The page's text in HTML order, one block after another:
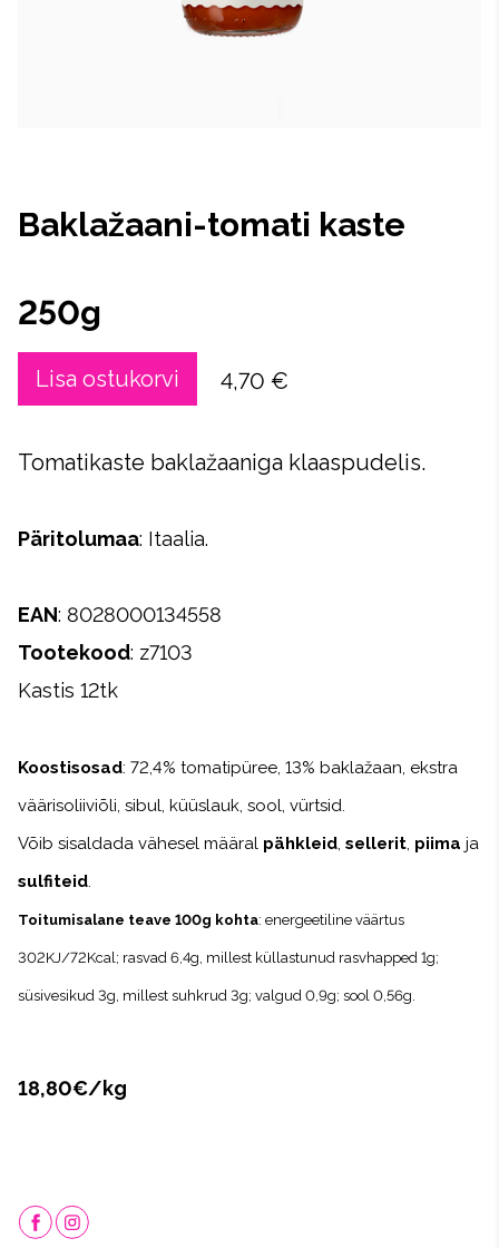
Baklažaani-tomati kaste
250g
Lisa ostukorvi 4,70 €
Tomatikaste baklažaaniga klaaspudelis.
Päritolumaa: Itaalia.
EAN: 8028000134558
Tootekood: z7103
Kastis 12tk
Koostisosad: 72,4% tomatipüree, 13% baklažaan, ekstra
väärisoliiviõli, sibul, küüslauk, sool, vürtsid.
Võib sisaldada vähesel määral pähkleid, sellerit, piima ja
sulfiteid.
Toitumisalane teave 100g kohta: energeetiline väärtus
302KJ/72Kcal; rasvad 6,4g, millest küllastunud rasvhapped 1g;
süsivesikud 3g, millest suhkrud 3g; valgud 0,9g; sool 0,56g.
18,80€/kg